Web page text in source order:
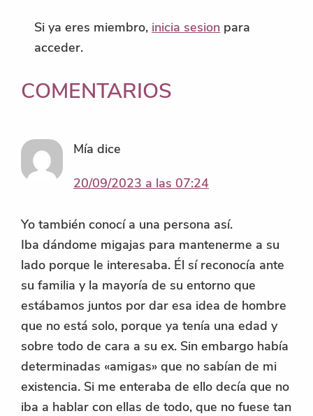
Si ya eres miembro, inicia sesion para
acceder.
INTERACCIONES
LOS
LECTORES
COMENTARIOS
Mía dice
20/09/2023 a las 07:24
Yo también conocí a una persona así.
Iba dándome migajas para mantenerme a su
lado porque le interesaba. Él sí reconocía ante
su familia y la mayoría de su entorno que
estábamos juntos por dar esa idea de hombre
que no está solo, porque ya tenía una edad y
sobre todo de cara a su ex. Sin embargo había
determinadas «amigas» que no sabían de mi
existencia. Si me enteraba de ello decía que no
iba a hablar con ellas de todo, que no fuese tan